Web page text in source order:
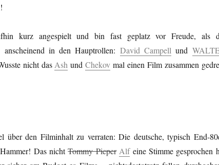
kurz angespielt und bin fast geplatz vor Freude, als
in den Hauptrollen: David Campell und
nicht dasAsh undChekov mal einen Film zusammen
über den Filminhalt zu verraten: Die deutsche, typisch End-
Das nichtTommy Pieper Alfeine Stimme gesprochen